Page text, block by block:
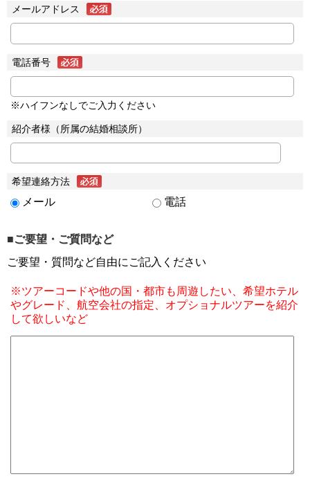
メールアドレス
電話番号
※ハイフンなしでご入力ください
紹介者様（所属の結婚相談所）
希望連絡方法
メール 電話
■ご要望・ご質問など
ご要望・質問など自由にご記入ください
※ツアーコードや他の国・都市も周遊したい、希望ホテル
やグレード、航空会社の指定、オプショナルツアーを紹介
して欲しいなど